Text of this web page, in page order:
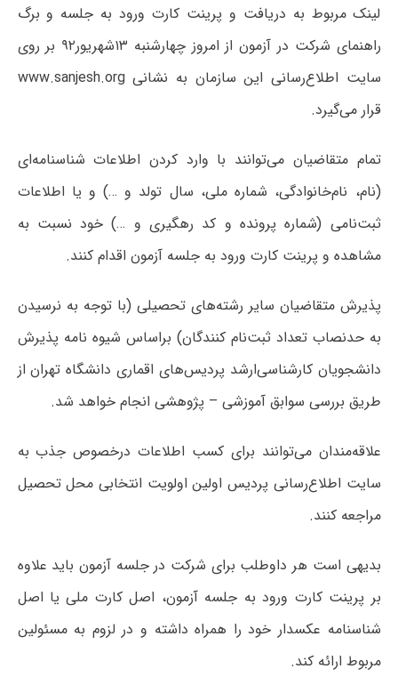
لینک مربوط به دریافت و پرینت کارت ورود به جلسه و برگ
راهنمای شرکت در آزمون از امروز چهار‌شنبه ۱۳شهریور۹۲ بر روی
سایت اطلاع‌رسانی این سازمان به نشانی www.sanjesh.org
قرار می‌گیرد.
تمام متقاضیان می‌توانند با وارد کردن اطلاعات شناسنامه‌ای
(نام، نام‌خانوادگی، شماره ملی، سال تولد و …) و یا اطلاعات
ثبت‌نامی (شماره پرونده و کد رهگیری و …) خود نسبت به
مشاهده و پرینت کارت ورود به جلسه آزمون اقدام کنند.
پذیرش متقاضیان سایر رشته‌های تحصیلی (با توجه به نرسیدن
به حدنصاب تعداد ثبت‌نام کنندگان) براساس شیوه نامه پذیرش
دانشجویان کارشناسی‌ارشد پردیس‌های اقماری دانشگاه تهران از
طریق بررسی سوابق آموزشی – پژوهشی انجام خواهد شد.
علاقه‌مندان می‌توانند برای کسب اطلاعات درخصوص جذب به
سایت اطلاع‌رسانی پردیس اولین اولویت انتخابی محل تحصیل
مراجعه کنند.
بدیهی است هر داوطلب برای شرکت در جلسه آزمون باید علاوه
بر پرینت کارت ورود به جلسه آزمون، اصل کارت ملی یا اصل
شناسنامه عکسدار خود را همراه داشته و در لزوم به مسئولین
مربوط ارائه کند.